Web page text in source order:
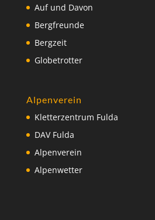
Auf und Davon
Bergfreunde
Bergzeit
Globetrotter
Alpenverein
Kletterzentrum Fulda
DAV Fulda
Alpenverein
Alpenwetter